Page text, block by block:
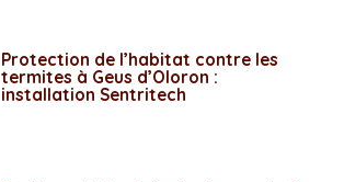
Protection de l’habitat contre les
termites à Geus d’Oloron :
installation Sentritech